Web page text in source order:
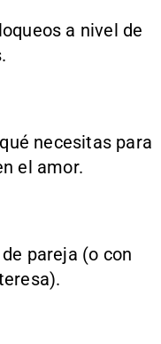
a nivel de
necesitas para
el amor.
pareja (o con